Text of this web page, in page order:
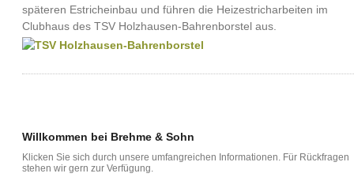
späteren Estricheinbau und führen die Heizestricharbeiten im
Clubhaus des TSV Holzhausen-Bahrenborstel aus.
Willkommen bei Brehme & Sohn
Klicken Sie sich durch unsere umfangreichen Informationen. Für Rückfragen
stehen wir gern zur Verfügung.